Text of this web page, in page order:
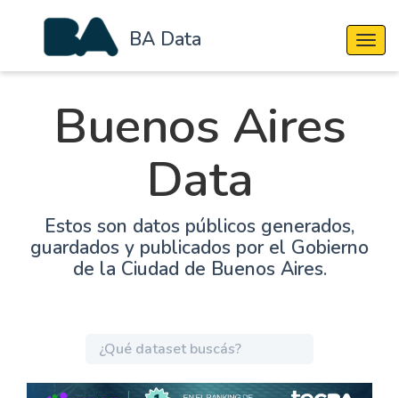
BA Data
Buenos Aires
Data
Estos son datos públicos generados,
guardados y publicados por el Gobierno
de la Ciudad de Buenos Aires.